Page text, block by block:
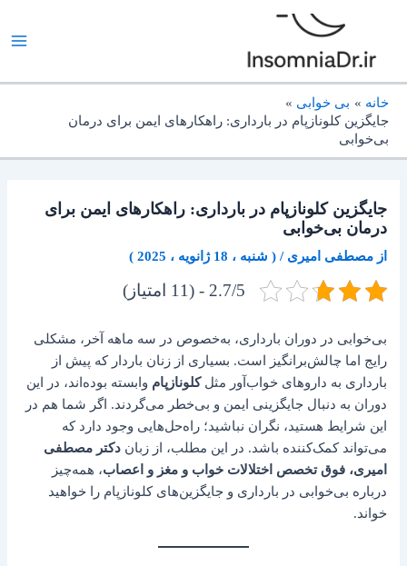
خانه
بی خوابی
جایگزین کلونازپام در بارداری: راهکارهای ایمن برای درمان
بی‌خوابی
جایگزین کلونازپام در بارداری: راهکارهای ایمن برای
درمان بی‌خوابی
از مصطفی امیری/( شنبه ، 18 ژانویه ، 2025 )
2.7/5 - (11 امتیاز)
بی‌خوابی در دوران بارداری، به‌خصوص در سه ماهه آخر، مشکلی
رایج اما چالش‌برانگیز است. بسیاری از زنان باردار که پیش از
بارداری به داروهای خواب‌آور مثلکلونازپام وابسته بوده‌اند، در این
دوران به دنبال جایگزینی ایمن و بی‌خطر می‌گردند. اگر شما هم در
این شرایط هستید، نگران نباشید؛ راه‌حل‌هایی وجود دارد که
می‌تواند کمک‌کننده باشد. در این مطلب، از زباندکتر مصطفی
امیری، فوق تخصص اختلالات خواب و مغز و اعصاب، همه‌چیز
درباره بی‌خوابی در بارداری و جایگزین‌های کلونازپام را خواهید
خواند.